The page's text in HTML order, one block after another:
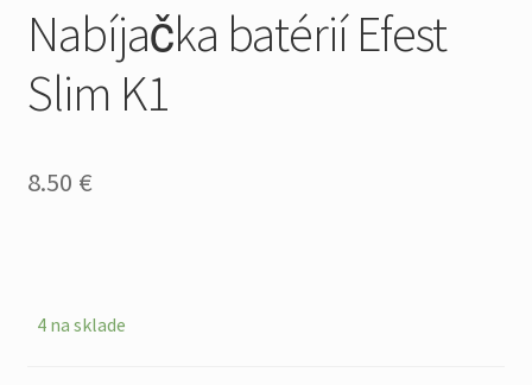
Nabíjačka batérií Efest
Slim K1
8.50 €
4 na sklade